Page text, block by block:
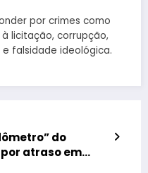
por crimes como
licitação, corrupção,
falsidade ideológica.
do
atraso em